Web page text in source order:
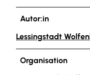
Autor:in
Lessingstadt
Organisation